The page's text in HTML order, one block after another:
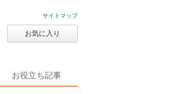
サイトマップ
お気に入り
お役立ち記事